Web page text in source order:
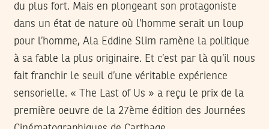
du plus fort. Mais en plongeant son protagoniste
dans un état de nature où l’homme serait un loup
pour l’homme, Ala Eddine Slim ramène la politique
à sa fable la plus originaire. Et c’est par là qu’il nous
fait franchir le seuil d’une véritable expérience
sensorielle. « The Last of Us » a reçu le prix de la
première oeuvre de la 27ème édition des Journées